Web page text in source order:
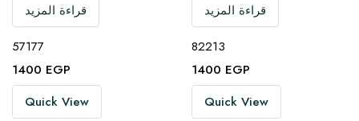
قراءة المزيد
57177
1400 EGP
Quick View
قراءة المزيد
82213
1400 EGP
Quick View